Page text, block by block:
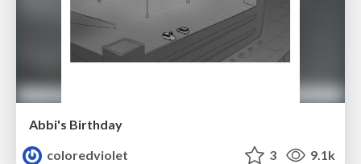
Abbi's Birthday
coloredviolet
3 9.1k